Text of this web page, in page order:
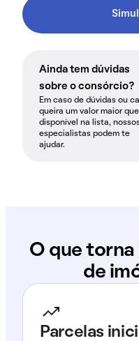
Ainda tem dúvidas
sobre o consórcio?
Em caso de dúvidas ou
queira um valor maior
disponível na lista,
especialistas podem te
ajudar.
O que
de
Parcelas